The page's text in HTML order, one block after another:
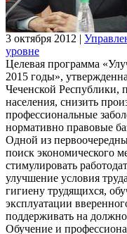
3 октября 2012 |
уровне
Целевая программа
2015 годы»,
Чеченской Республики,
населения, снизить
профессиональные
нормативно правовые
Одной из
поиск экономического
стимулировать
улучшение условия
гигиену трудящихся,
эксплуатации
поддерживать на
Обучение и